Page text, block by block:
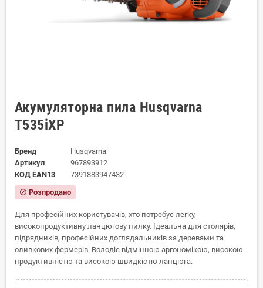
Акумуляторна пила Husqvarna
T535iXP
Бренд
Husqvarna
Артикул
967893912
КОД EAN13
7391883947432
block Розпродано
Для професійних користувачів, хто потребує легку,
високопродуктивну ланцюгову пилку. Ідеальна для столярів,
підрядників, професійних доглядальників за деревами та
оливкових фермерів. Володіє відмінною аргономікою, високою
продуктивністю та високою швидкістю ланцюга.